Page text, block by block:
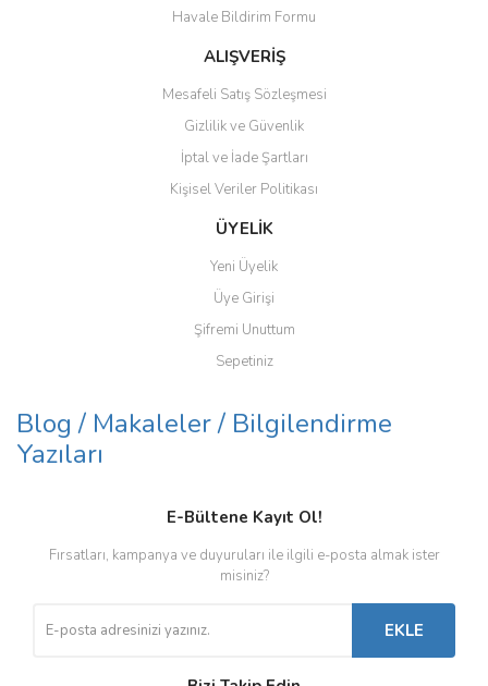
Havale Bildirim Formu
ALIŞVERİŞ
Mesafeli Satış Sözleşmesi
Gizlilik ve Güvenlik
İptal ve İade Şartları
Kişisel Veriler Politikası
ÜYELİK
Yeni Üyelik
Üye Girişi
Şifremi Unuttum
Sepetiniz
Blog / Makaleler / Bilgilendirme
Yazıları
E-Bültene Kayıt Ol!
Fırsatları, kampanya ve duyuruları ile ilgili e-posta almak ister
misiniz?
EKLE